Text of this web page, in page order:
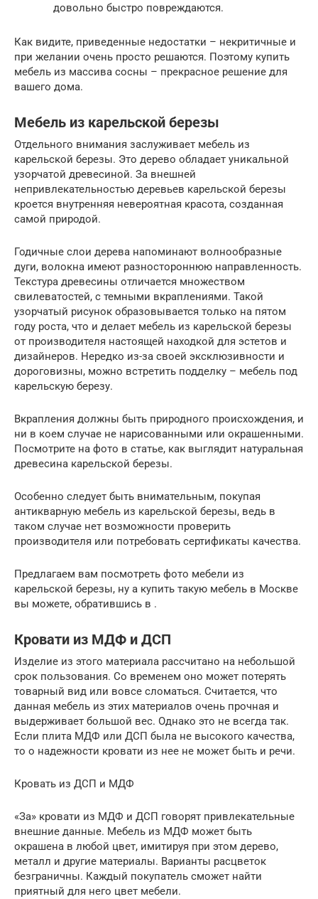
довольно быстро повреждаются.
Как видите, приведенные недостатки – некритичные и
при желании очень просто решаются. Поэтому купить
мебель из массива сосны – прекрасное решение для
вашего дома.
Мебель из карельской березы
Отдельного внимания заслуживает мебель из
карельской березы. Это дерево обладает уникальной
узорчатой древесиной. За внешней
непривлекательностью деревьев карельской березы
кроется внутренняя невероятная красота, созданная
самой природой.
Годичные слои дерева напоминают волнообразные
дуги, волокна имеют разностороннюю направленность.
Текстура древесины отличается множеством
свилеватостей, с темными вкраплениями. Такой
узорчатый рисунок образовывается только на пятом
году роста, что и делает мебель из карельской березы
от производителя настоящей находкой для эстетов и
дизайнеров. Нередко из-за своей эксклюзивности и
дороговизны, можно встретить подделку – мебель под
карельскую березу.
Вкрапления должны быть природного происхождения, и
ни в коем случае не нарисованными или окрашенными.
Посмотрите на фото в статье, как выглядит натуральная
древесина карельской березы.
Особенно следует быть внимательным, покупая
антикварную мебель из карельской березы, ведь в
таком случае нет возможности проверить
производителя или потребовать сертификаты качества.
Предлагаем вам посмотреть фото мебели из
карельской березы, ну а купить такую мебель в Москве
вы можете, обратившись в .
Кровати из МДФ и ДСП
Изделие из этого материала рассчитано на небольшой
срок пользования. Со временем оно может потерять
товарный вид или вовсе сломаться. Считается, что
данная мебель из этих материалов очень прочная и
выдерживает большой вес. Однако это не всегда так.
Если плита МДФ или ДСП была не высокого качества,
то о надежности кровати из нее не может быть и речи.
Кровать из ДСП и МДФ
«За» кровати из МДФ и ДСП говорят привлекательные
внешние данные. Мебель из МДФ может быть
окрашена в любой цвет, имитируя при этом дерево,
металл и другие материалы. Варианты расцветок
безграничны. Каждый покупатель сможет найти
приятный для него цвет мебели.